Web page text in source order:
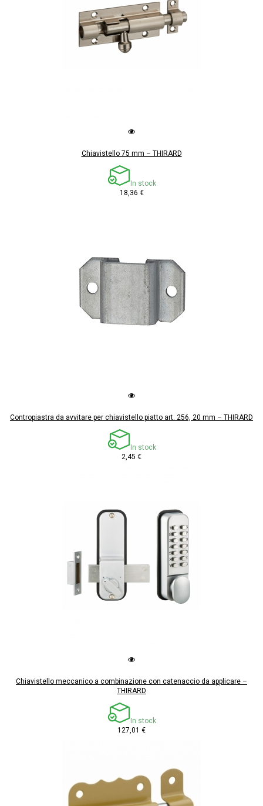
Chiavistello 75 mm – THIRARD
In stock
18,36 €
Contropiastra da avvitare per chiavistello piatto art. 256, 20 mm – THIRARD
In stock
2,45 €
Chiavistello meccanico a combinazione con catenaccio da applicare –
THIRARD
In stock
127,01 €